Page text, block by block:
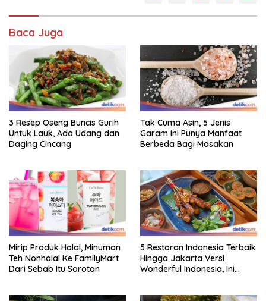
Baca Juga
3 Resep Oseng Buncis Gurih
Untuk Lauk, Ada Udang dan
Daging Cincang
Tak Cuma Asin, 5 Jenis
Garam Ini Punya Manfaat
Berbeda Bagi Masakan
Mirip Produk Halal, Minuman
Teh Nonhalal Ke FamilyMart
Dari Sebab Itu Sorotan
5 Restoran Indonesia Terbaik
Hingga Jakarta Versi
Wonderful Indonesia, Ini